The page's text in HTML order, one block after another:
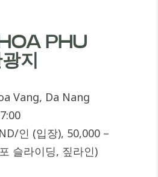
PHU
지
Vang, Da Nang
인 (입장), 50,000 –
슬라이딩, 짚라인)